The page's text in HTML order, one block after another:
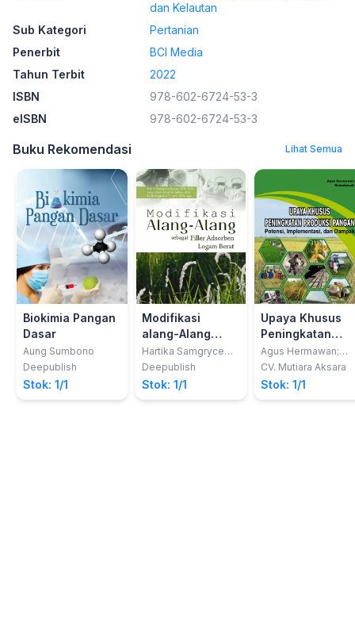
dan Kelautan
Sub Kategori
Pertanian
Penerbit
BCI Media
Tahun Terbit
2022
ISBN
978-602-6724-53-3
eISBN
978-602-6724-53-3
Buku Rekomendasi Lihat Semua
Biokimia Pangan
Dasar
Aung Sumbono
Deepublish
Stok: 1/1
Modifikasi
alang-Alang
Sebagai Filler
Adsorben Logam
Berat
Hartika Samgryce
Siagian; Roby Pahala
Januario Gultom dan
Ratih Anggraeni
Deepublish
Stok: 1/1
Upaya Khusus
Peningkatan
produksi Pangan
(Potensi,
Implementasi,
dan Dampak)
Agus Hermawan;
Komalawati
CV. Mutiara Aksara
Stok: 1/1